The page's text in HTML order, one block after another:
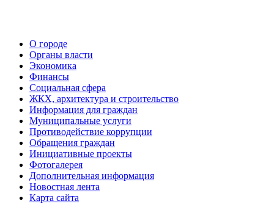
О городе
Органы власти
Экономика
Финансы
Социальная сфера
ЖКХ, архитектура и строительство
Информация для граждан
Муниципальные услуги
Противодействие коррупции
Обращения граждан
Инициативные проекты
Фотогалерея
Дополнительная информация
Новостная лента
Карта сайта